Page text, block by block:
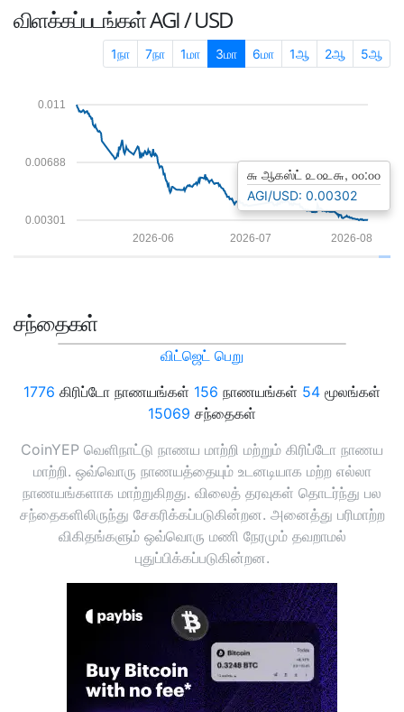
விளக்கப்படங்கள்AGI / USD
1நா 7நா 1மா 3மா 6மா 1ஆ 2ஆ 5ஆ
0.00301
0.00688
0.011
2026-08
2026-07
2026-06
௬ ஆகஸ்ட் ௨௦௨௬, ௦௦:௦௦
AGI/USD: 0.00302
சந்தைகள்
விட்ஜெட் பெறு
1776 கிரிப்டோ நாணயங்கள் 156 நாணயங்கள் 54 மூலங்கள்
15069 சந்தைகள்
CoinYEP வெளிநாட்டு நாணய மாற்றி மற்றும் கிரிப்டோ நாணய
மாற்றி. ஒவ்வொரு நாணயத்தையும் உடனடியாக மற்ற எல்லா
நாணயங்களாக மாற்றுகிறது. விலைத் தரவுகள் தொடர்ந்து பல
சந்தைகளிலிருந்து சேகரிக்கப்படுகின்றன. அனைத்து பரிமாற்ற
விகிதங்களும் ஒவ்வொரு மணி நேரமும் தவறாமல்
புதுப்பிக்கப்படுகின்றன.